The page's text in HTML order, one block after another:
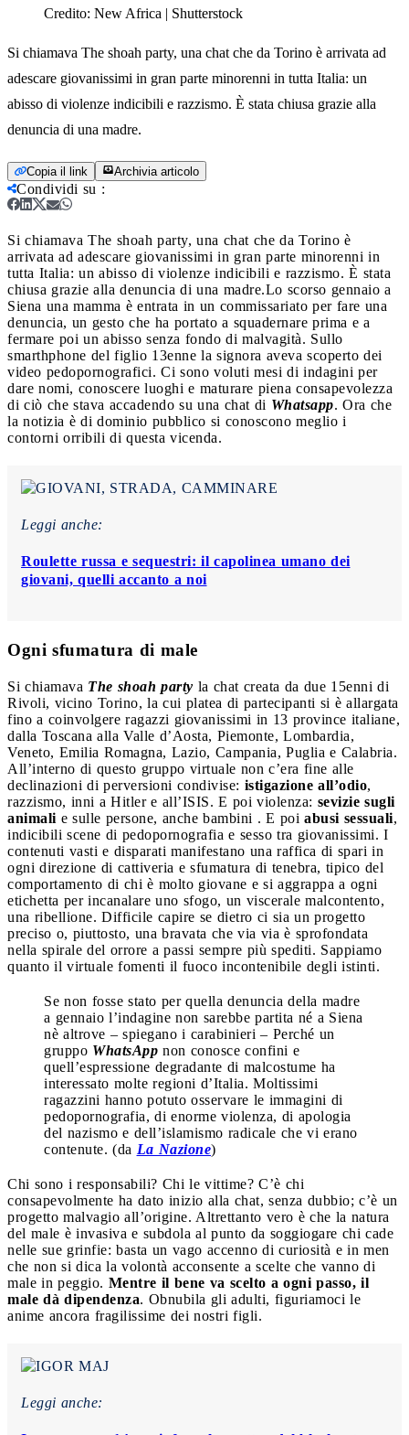
Credito: New Africa | Shutterstock
Si chiamava The shoah party, una chat che da Torino è arrivata ad
adescare giovanissimi in gran parte minorenni in tutta Italia: un
abisso di violenze indicibili e razzismo. È stata chiusa grazie alla
denuncia di una madre.
Copia il link Archivia articolo
Condividi su :
Si chiamava The shoah party, una chat che da Torino è
arrivata ad adescare giovanissimi in gran parte minorenni in
tutta Italia: un abisso di violenze indicibili e razzismo. È stata
chiusa grazie alla denuncia di una madre.Lo scorso gennaio a
Siena una mamma è entrata in un commissariato per fare una
denuncia, un gesto che ha portato a squadernare prima e a
fermare poi un abisso senza fondo di malvagità. Sullo
smarthphone del figlio 13enne la signora aveva scoperto dei
video pedopornografici. Ci sono voluti mesi di indagini per
dare nomi, conoscere luoghi e maturare piena consapevolezza
di ciò che stava accadendo su una chat di Whatsapp. Ora che
la notizia è di dominio pubblico si conoscono meglio i
contorni orribili di questa vicenda.
Leggi anche:
Roulette russa e sequestri: il capolinea umano dei
giovani, quelli accanto a noi
Ogni sfumatura di male
Si chiamava The shoah party la chat creata da due 15enni di
Rivoli, vicino Torino, la cui platea di partecipanti si è allargata
fino a coinvolgere ragazzi giovanissimi in 13 province italiane,
dalla Toscana alla Valle d’Aosta, Piemonte, Lombardia,
Veneto, Emilia Romagna, Lazio, Campania, Puglia e Calabria.
All’interno di questo gruppo virtuale non c’era fine alle
declinazioni di perversioni condivise: istigazione all’odio,
razzismo, inni a Hitler e all’ISIS. E poi violenza: sevizie sugli
animali e sulle persone, anche bambini . E poi abusi sessuali,
indicibili scene di pedopornografia e sesso tra giovanissimi. I
contenuti vasti e disparati manifestano una raffica di spari in
ogni direzione di cattiveria e sfumatura di tenebra, tipico del
comportamento di chi è molto giovane e si aggrappa a ogni
etichetta per incanalare uno sfogo, un viscerale malcontento,
una ribellione. Difficile capire se dietro ci sia un progetto
preciso o, piuttosto, una bravata che via via è sprofondata
nella spirale del orrore a passi sempre più spediti. Sappiamo
quanto il virtuale fomenti il fuoco incontenibile degli istinti.
Se non fosse stato per quella denuncia della madre
a gennaio l’indagine non sarebbe partita né a Siena
nè altrove – spiegano i carabinieri – Perché un
gruppo WhatsApp non conosce confini e
quell’espressione degradante di malcostume ha
interessato molte regioni d’Italia. Moltissimi
ragazzini hanno potuto osservare le immagini di
pedopornografia, di enorme violenza, di apologia
del nazismo e dell’islamismo radicale che vi erano
contenute. (da La Nazione)
Chi sono i responsabili? Chi le vittime? C’è chi
consapevolmente ha dato inizio alla chat, senza dubbio; c’è un
progetto malvagio all’origine. Altrettanto vero è che la natura
del male è invasiva e subdola al punto da soggiogare chi cade
nelle sue grinfie: basta un vago accenno di curiosità e in men
che non si dica la volontà acconsente a scelte che vanno di
male in peggio. Mentre il bene va scelto a ogni passo, il
male dà dipendenza. Obnubila gli adulti, figuriamoci le
anime ancora fragilissime dei nostri figli.
Leggi anche: